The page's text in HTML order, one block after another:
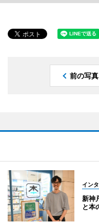
前の写真
イン
新神
と本